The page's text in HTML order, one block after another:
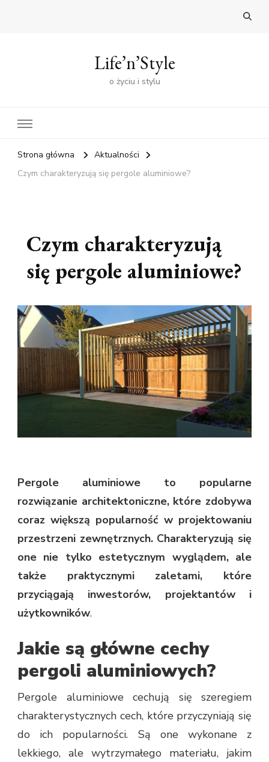
Life’n’Style
o życiu i stylu
Strona główna
Aktualności
Czym charakteryzują się pergole aluminiowe?
Czym charakteryzują
się pergole aluminiowe?
Pergole aluminiowe to popularne
rozwiązanie architektoniczne, które zdobywa
coraz większą popularność w projektowaniu
przestrzeni zewnętrznych. Charakteryzują się
one nie tylko estetycznym wyglądem, ale
także praktycznymi zaletami, które
przyciągają inwestorów, projektantów i
użytkowników.
Jakie są główne cechy
pergoli aluminiowych?
Pergole aluminiowe cechują się szeregiem
charakterystycznych cech, które przyczyniają się
do ich popularności. Są one wykonane z
lekkiego, ale wytrzymałego materiału, jakim